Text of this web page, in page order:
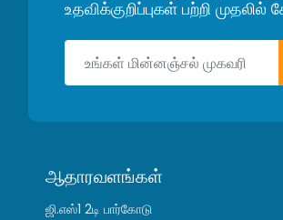
உதவிக்குறிப்புகள் பற்றி முதலில்
ஆதாரவளங்கள்
ஜி.எஸ்1 2டி பார்கோடு